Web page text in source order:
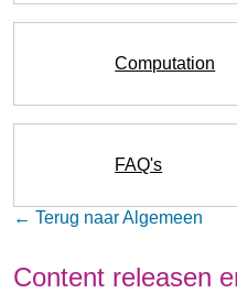
Computation
FAQ's
← Terug naar Algemeen
Content releasen